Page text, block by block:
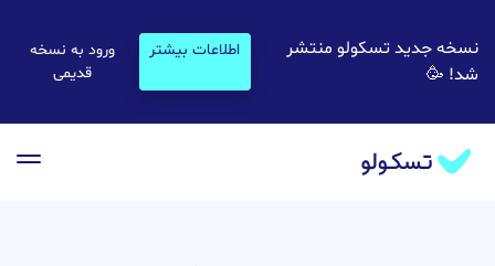
main
نسخه جدید تسکولو منتشر
شد! 🥳
اطلاعات بیشتر
ورود به نسخه
قدیمی